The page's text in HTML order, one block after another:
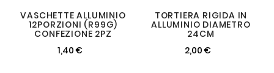
VASCHETTE ALLUMINIO
12PORZIONI (R99G)
CONFEZIONE 2PZ
1,40 €
TORTIERA RIGIDA IN
ALLUMINIO DIAMETRO
24CM
2,00 €